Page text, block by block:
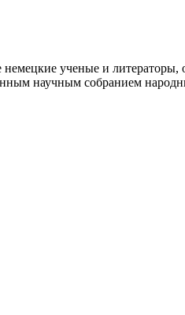
ученые и
научным собранием